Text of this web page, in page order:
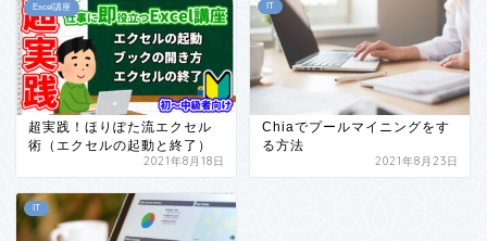
Excel講座
超実践！ほりぽた流エクセル
術（エクセルの起動と終了）
2021年8月18日
IT
Chiaでプールマイニングをす
る方法
2021年8月23日
IT